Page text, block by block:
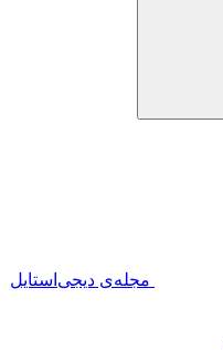
مجله‌ی دیجی‌استایل